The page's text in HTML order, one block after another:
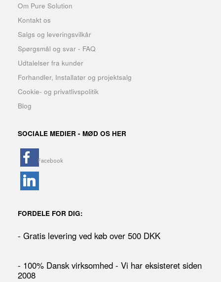
Om Pure Solution
Kontakt os
Salgs og leveringsvilkår
Spørgsmål og svar - FAQ
Udtalelser fra kunder
Forhandler, Installatør og projektsalg
Cookie- og privatlivspolitik
Blog
SOCIALE MEDIER - MØD OS HER
FORDELE FOR DIG:
- Gratis levering ved køb over 500 DKK
- 100% Dansk virksomhed - Vi har eksisteret siden
2008